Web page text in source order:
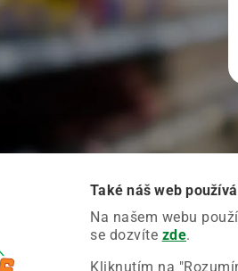
Také náš web
Na našem webu
se dozvíte zde.
Kliknutím na